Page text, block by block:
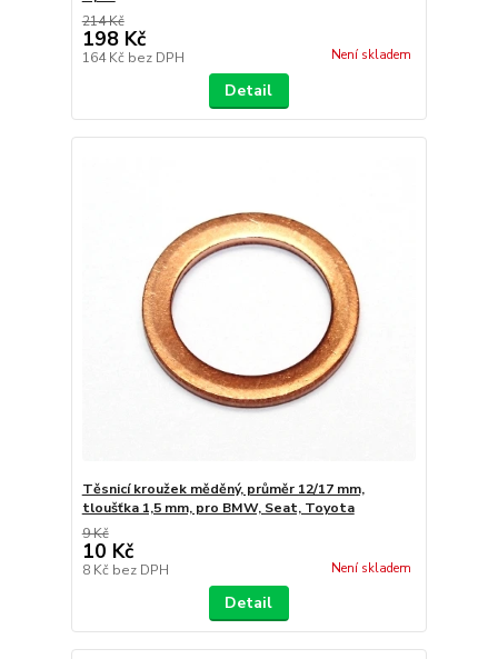
214 Kč
198 Kč
164 Kč bez DPH Není skladem
Detail
Těsnicí kroužek měděný, průměr 12/17 mm,
tloušťka 1,5 mm, pro BMW, Seat, Toyota
9 Kč
10 Kč
8 Kč bez DPH Není skladem
Detail